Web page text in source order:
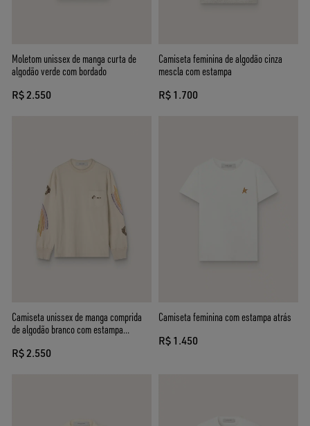
Moletom unissex de manga curta de
algodão verde com bordado
R$ 2.550
Camiseta feminina de algodão cinza
mescla com estampa
R$ 1.700
Camiseta unissex de manga comprida
de algodão branco com estampa
R$ 2.550
Camiseta feminina com estampa atrás
R$ 1.450